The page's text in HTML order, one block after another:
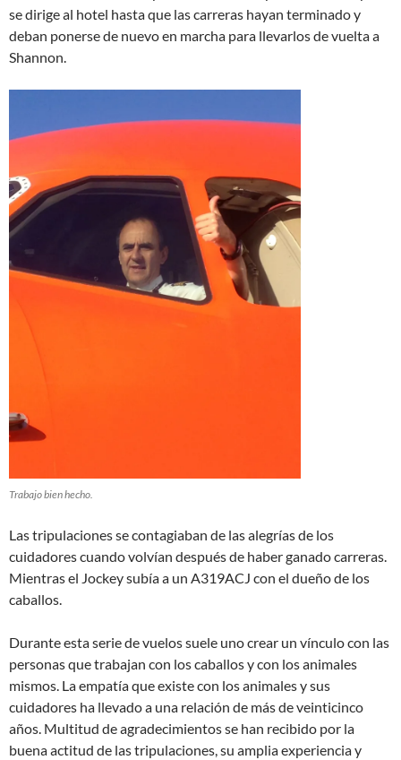
se dirige al hotel hasta que las carreras hayan terminado y
deban ponerse de nuevo en marcha para llevarlos de vuelta a
Shannon.
Trabajo bien hecho.
Las tripulaciones se contagiaban de las alegrías de los
cuidadores cuando volvían después de haber ganado carreras.
Mientras el Jockey subía a un A319ACJ con el dueño de los
caballos.
Durante esta serie de vuelos suele uno crear un vínculo con las
personas que trabajan con los caballos y con los animales
mismos. La empatía que existe con los animales y sus
cuidadores ha llevado a una relación de más de veinticinco
años. Multitud de agradecimientos se han recibido por la
buena actitud de las tripulaciones, su amplia experiencia y